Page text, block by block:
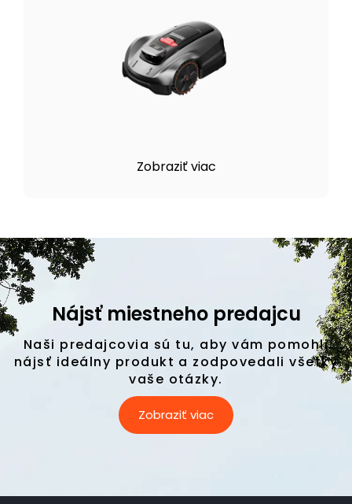
Zobraziť viac
Nájsť miestneho predajcu
Naši predajcovia sú tu, aby vám pomohli
nájsť ideálny produkt a zodpovedali všetky
vaše otázky.
Zobraziť viac